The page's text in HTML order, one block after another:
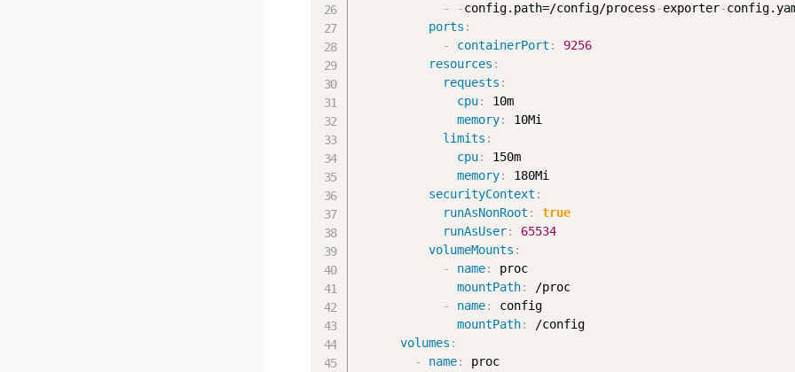
-
-config.path=/config/process-exporter-
ports :
-
containerPort :
9256
resources :
requests :
cpu:
10m
memory:
10Mi
limits :
cpu:
150m
memory:
180Mi
securityContext :
runAsNonRoot :
true
runAsUser:
65534
volumeMounts :
-
name:
proc
mountPath:
/proc
-
name:
config
mountPath:
/config
volumes :
-
name:
proc